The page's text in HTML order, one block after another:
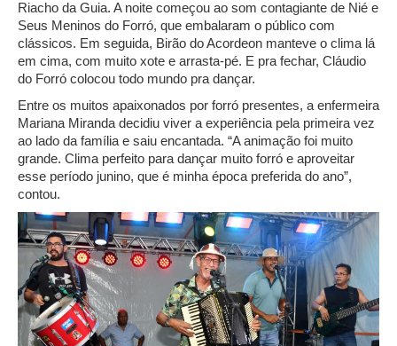
Riacho da Guia. A noite começou ao som contagiante de Nié e
Seus Meninos do Forró, que embalaram o público com
clássicos. Em seguida, Birão do Acordeon manteve o clima lá
em cima, com muito xote e arrasta-pé. E pra fechar, Cláudio
do Forró colocou todo mundo pra dançar.
Entre os muitos apaixonados por forró presentes, a enfermeira
Mariana Miranda decidiu viver a experiência pela primeira vez
ao lado da família e saiu encantada. “A animação foi muito
grande. Clima perfeito para dançar muito forró e aproveitar
esse período junino, que é minha época preferida do ano”,
contou.